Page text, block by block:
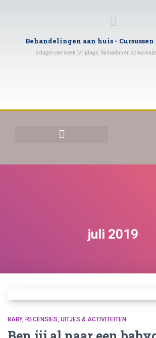
Behandelingen aan huis - Cursussen
6 dagen per week (Vrijdags, Ramadan en
juli 2019
BABY RECENSIES UITJES & ACTIVITEITEN